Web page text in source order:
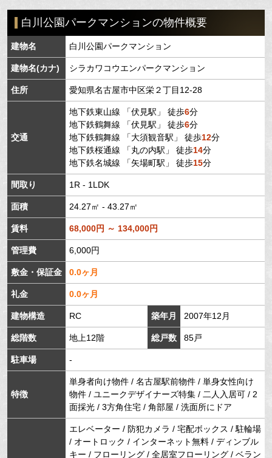
白川公園パークマンションの物件概要
建物名 白川公園パークマンション
建物名(カナ) シラカワコウエンパークマンション
住所 愛知県名古屋市中区栄２丁目12-28
交通
地下鉄東山線 「伏見駅 」 徒歩6分
地下鉄鶴舞線 「伏見駅 」 徒歩6分
地下鉄鶴舞線 「大須観音駅 」 徒歩12分
地下鉄桜通線 「丸の内駅 」 徒歩14分
地下鉄名城線 「矢場町駅 」 徒歩15分
間取り 1R - 1LDK
面積 24.27㎡ - 43.27㎡
賃料 68,000円 ～ 134,000円
管理費 6,000円
敷金・保証金 0.0ヶ月
礼金 0.0ヶ月
建物構造 RC 築年月 2007年12月
総階数 地上12階 総戸数 85戸
駐車場 -
特徴
単身者向け物件 / 名古屋駅前物件 / 単身女性向け
物件 / ユニークデザイナーズ特集 / 二人入居可 / 2
面採光 / 3方角住宅 / 角部屋 / 洗面所にドア
エレベーター / 防犯カメラ / 宅配ボックス / 駐輪場
/ オートロック / インターネット無料 / ディンブル
キー / フローリング / 全居室フローリング / ベラン